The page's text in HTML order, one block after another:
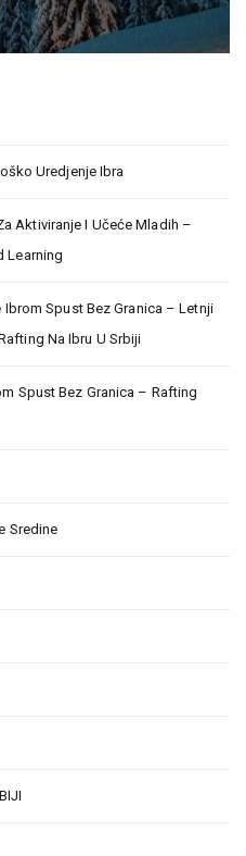
Uredjenje Ibra
Aktiviranje I Učeće Mladih –
Learning
Ibrom Spust Bez Granica – Letnji
Na Ibru U Srbiji
Spust Bez Granica – Rafting
Sredine